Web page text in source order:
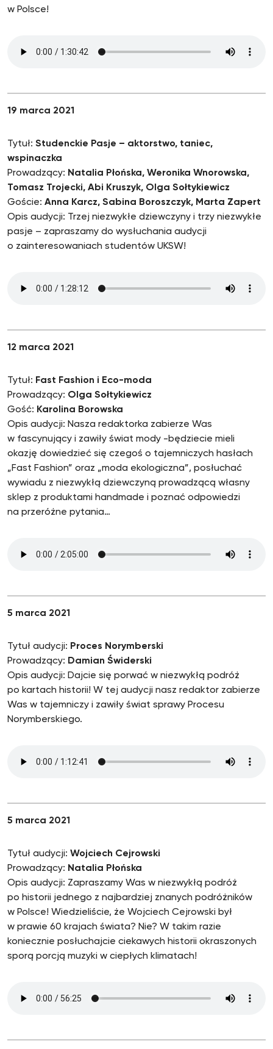
w Polsce!
19 marca 2021
Tytuł: Studenckie Pasje – aktorstwo, taniec,
wspinaczka
Prowadzący: Natalia Płońska, Weronika Wnorowska,
Tomasz Trojecki, Abi Kruszyk, Olga Sołtykiewicz
Goście: Anna Karcz, Sabina Boroszczyk, Marta Zapert
Opis audycji: Trzej niezwykłe dziewczyny i trzy niezwykłe
pasje – zapraszamy do wysłuchania audycji
o zainteresowaniach studentów UKSW!
12 marca 2021
Tytuł: Fast Fashion i Eco-moda
Prowadzący: Olga Sołtykiewicz
Gość: Karolina Borowska
Opis audycji: Nasza redaktorka zabierze Was
w fascynujący i zawiły świat mody -będziecie mieli
okazję dowiedzieć się czegoś o tajemniczych hasłach
„Fast Fashion” oraz „moda ekologiczna”, posłuchać
wywiadu z niezwykłą dziewczyną prowadzącą własny
sklep z produktami handmade i poznać odpowiedzi
na przeróżne pytania…
5 marca 2021
Tytuł audycji: Proces Norymberski
Prowadzący: Damian Świderski
Opis audycji: Dajcie się porwać w niezwykłą podróż
po kartach historii! W tej audycji nasz redaktor zabierze
Was w tajemniczy i zawiły świat sprawy Procesu
Norymberskiego.
5 marca 2021
Tytuł audycji: Wojciech Cejrowski
Prowadzący: Natalia Płońska
Opis audycji: Zapraszamy Was w niezwykłą podróż
po historii jednego z najbardziej znanych podróżników
w Polsce! Wiedzieliście, że Wojciech Cejrowski był
w prawie 60 krajach świata? Nie? W takim razie
koniecznie posłuchajcie ciekawych historii okraszonych
sporą porcją muzyki w ciepłych klimatach!